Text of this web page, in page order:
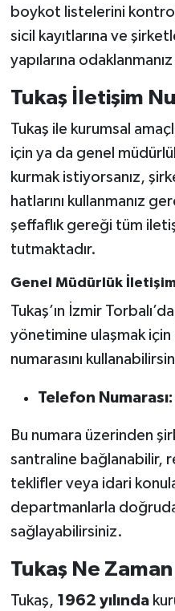
boykot listelerini
sicil kayıtlarına ve
yapılarına
Tukaş İletişim
Tukaş ile kurumsal
için ya da genel
kurmak istiyorsanız,
hatlarını kullanmanız
şeffaflık gereği tüm
tutmaktadır.
Genel Müdürlük
Tukaş’ın İzmir
yönetimine ulaşmak
numarasını
Telefon Numarası:
Bu numara üzerinden
santraline bağlanabilir,
teklifler veya idari
departmanlarla
sağlayabilirsiniz.
Tukaş Ne
Tukaş, 1962 yılında